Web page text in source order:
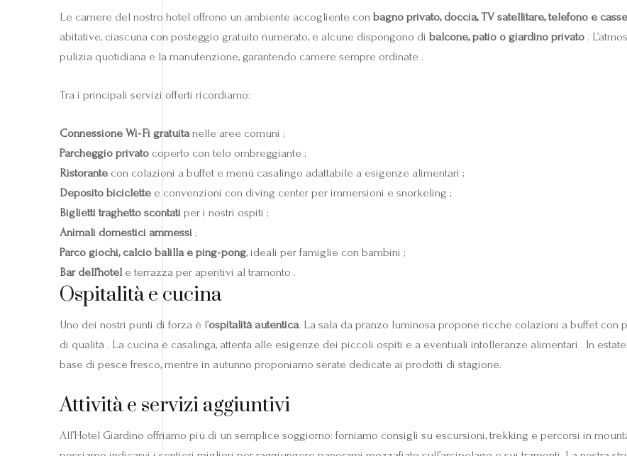
Le camere del nostro hotel offrono un ambiente accogliente con bagno privato, doccia, TV satellitare, telefono e
abitative, ciascuna con posteggio gratuito numerato, e alcune dispongono di balcone, patio o giardino privato .
pulizia quotidiana e la manutenzione, garantendo camere sempre ordinate .
Tra i principali servizi offerti ricordiamo:
Connessione Wi‑Fi gratuitanelle aree comuni ;
Parcheggio privato coperto con telo ombreggiante ;
Ristorante con colazioni a buffet e menù casalingo adattabile a esigenze alimentari ;
Deposito biciclette e convenzioni con diving center per immersioni e snorkeling ;
Biglietti traghetto scontati per i nostri ospiti ;
Animali domestici ammessi ;
Parco giochi, calcio balilla e ping‑pong, ideali per famiglie con bambini ;
Bar dell’hotele terrazza per aperitivi al tramonto .
Ospitalità e cucina
Uno dei nostri punti di forza è l’ospitalità autentica. La sala da pranzo luminosa propone ricche colazioni a buffet
di qualità . La cucina è casalinga, attenta alle esigenze dei piccoli ospiti e a eventuali intolleranze alimentari . In
base di pesce fresco, mentre in autunno proponiamo serate dedicate ai prodotti di stagione.
Attività e servizi aggiuntivi
All’Hotel Giardino offriamo più di un semplice soggiorno: forniamo consigli su escursioni, trekking e percorsi in